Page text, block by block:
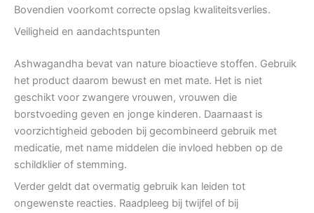
Bovendien voorkomt correcte opslag kwaliteitsverlies.
Veiligheid en aandachtspunten
Ashwagandha bevat van nature bioactieve stoffen. Gebruik
het product daarom bewust en met mate. Het is niet
geschikt voor zwangere vrouwen, vrouwen die
borstvoeding geven en jonge kinderen. Daarnaast is
voorzichtigheid geboden bij gecombineerd gebruik met
medicatie, met name middelen die invloed hebben op de
schildklier of stemming.
Verder geldt dat overmatig gebruik kan leiden tot
ongewenste reacties. Raadpleeg bij twijfel of bij